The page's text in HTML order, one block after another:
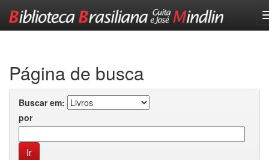
Página de busca
Buscar em:
por